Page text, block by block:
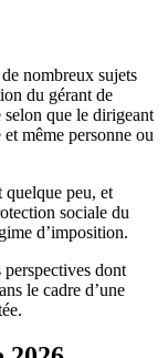
nombreux sujets
du gérant de
que le dirigeant
même personne ou
peu, et
sociale du
d’imposition.
dont
le cadre d’une